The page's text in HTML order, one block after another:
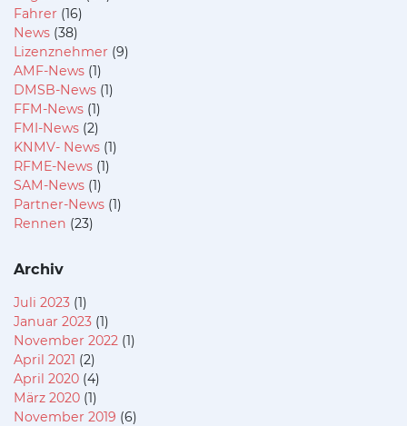
Fahrer (16)
News (38)
Lizenznehmer (9)
AMF-News (1)
DMSB-News (1)
FFM-News (1)
FMI-News (2)
KNMV- News (1)
RFME-News (1)
SAM-News (1)
Partner-News (1)
Rennen (23)
Archiv
Juli 2023 (1)
Januar 2023 (1)
November 2022 (1)
April 2021 (2)
April 2020 (4)
März 2020 (1)
November 2019 (6)